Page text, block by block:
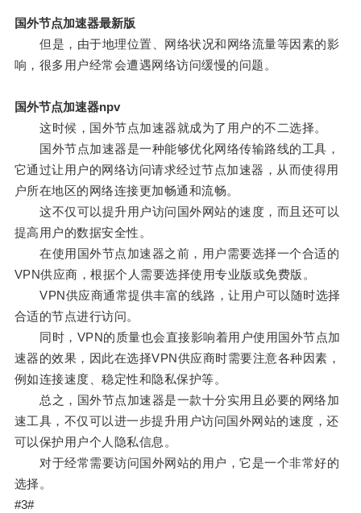
国外节点加速器最新版
但是，由于地理位置、网络状况和网络流量等因素的影
响，很多用户经常会遭遇网络访问缓慢的问题。
国外节点加速器npv
这时候，国外节点加速器就成为了用户的不二选择。
国外节点加速器是一种能够优化网络传输路线的工具，
它通过让用户的网络访问请求经过节点加速器，从而使得用
户所在地区的网络连接更加畅通和流畅。
这不仅可以提升用户访问国外网站的速度，而且还可以
提高用户的数据安全性。
在使用国外节点加速器之前，用户需要选择一个合适的
VPN供应商，根据个人需要选择使用专业版或免费版。
VPN供应商通常提供丰富的线路，让用户可以随时选择
合适的节点进行访问。
同时，VPN的质量也会直接影响着用户使用国外节点加
速器的效果，因此在选择VPN供应商时需要注意各种因素，
例如连接速度、稳定性和隐私保护等。
总之，国外节点加速器是一款十分实用且必要的网络加
速工具，不仅可以进一步提升用户访问国外网站的速度，还
可以保护用户个人隐私信息。
对于经常需要访问国外网站的用户，它是一个非常好的
选择。
#3#